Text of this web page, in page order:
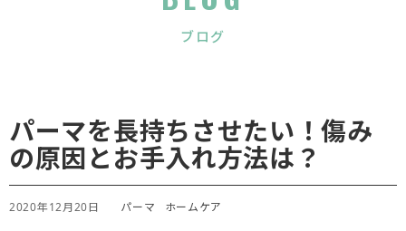
ブログ
パーマを長持ちさせたい！傷み
の原因とお手入れ方法は？
2020年12月20日 パーマ ホームケア